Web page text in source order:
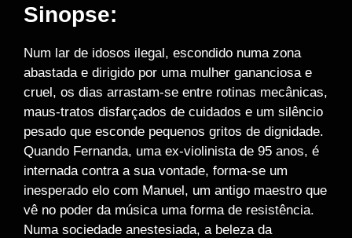
Sinopse:
Num lar de idosos ilegal, escondido numa zona
abastada e dirigido por uma mulher gananciosa e
cruel, os dias arrastam-se entre rotinas mecânicas,
maus-tratos disfarçados de cuidados e um silêncio
pesado que esconde pequenos gritos de dignidade.
Quando Fernanda, uma ex-violinista de 95 anos, é
internada contra a sua vontade, forma-se um
inesperado elo com Manuel, um antigo maestro que
vê no poder da música uma forma de resistência.
Numa sociedade anestesiada, a beleza da